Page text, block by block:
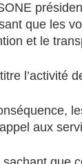
que les
et le
l’activité
aux